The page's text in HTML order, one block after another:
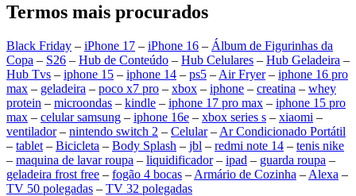
Termos mais procurados
Black Friday – iPhone 17 – iPhone 16 – Álbum de Figurinhas da
Copa – S26 – Hub de Conteúdo – Hub Celulares – Hub Geladeira –
Hub Tvs – iphone 15 – iphone 14 – ps5 – Air Fryer– iphone 16 pro
max – geladeira – poco x7 pro – xbox – iphone – creatina – whey
protein – microondas – kindle – iphone 17 pro max – iphone 15 pro
max – celular samsung – iphone 16e – xbox series s – xiaomi –
ventilador– nintendo switch 2 – Celular– Ar Condicionado Portátil
– tablet – Bicicleta – Body Splash – jbl – redmi note 14 – tenis nike
– maquina de lavar roupa – liquidificador– ipad – guarda roupa –
geladeira frost free – fogão 4 bocas – Armário de Cozinha – Alexa –
TV 50 polegadas – TV 32 polegadas